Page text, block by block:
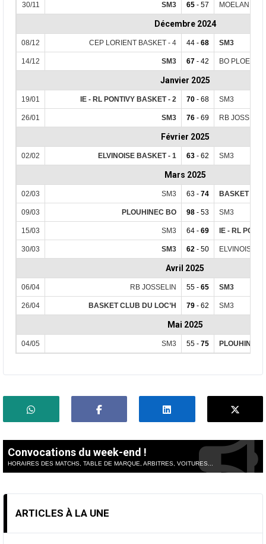
30/11 SM3 65 - 57 MOELAN
Décembre 2024
08/12 CEP LORIENT BASKET - 4 44 - 68 SM3
14/12 SM3 67 - 42 BO
Janvier 2025
19/01 IE - RL PONTIVY BASKET - 2 70 - 68 SM3
26/01 SM3 76 - 69 RB JOSSELIN
Février 2025
02/02 ELVINOISE BASKET - 1 63 - 62 SM3
Mars 2025
02/03 SM3 63 - 74 BASKET
09/03 PLOUHINEC BO 98 - 53 SM3
15/03 SM3 64 - 69 IE - RL
30/03 SM3 62 - 50 ELVINOISE
Avril 2025
06/04 RB JOSSELIN 55 - 65 SM3
26/04 BASKET CLUB DU LOC’H 79 - 62 SM3
Mai 2025
04/05 SM3 55 - 75 PLOUHINEC
Convocations du week-end !
HORAIRES DES MATCHS, TABLE DE MARQUE, ARBITRES, VOITURES...
ARTICLES À LA UNE